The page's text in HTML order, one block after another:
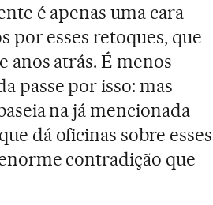
é apenas uma cara
por esses retoques, que
atrás. É menos
passe por isso: mas
na já mencionada
dá oficinas sobre esses
contradição que